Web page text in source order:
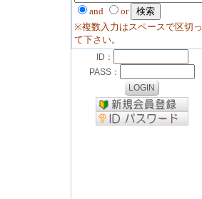
and
or
※複数入力はスペースで区切っ
て下さい。